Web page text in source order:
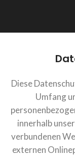
Diese
Umfang
innerhalb
verbundenen
externen